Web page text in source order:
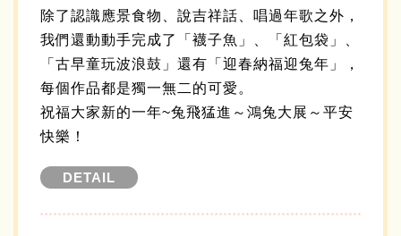
除了認識應景食物、說吉祥話、唱過年歌之外，
我們還動動手完成了「襪子魚」、「紅包袋」、
「古早童玩波浪鼓」還有「迎春納福迎兔年」，
每個作品都是獨一無二的可愛。
祝福大家新的一年~兔飛猛進～鴻兔大展～平安
快樂！
DETAIL